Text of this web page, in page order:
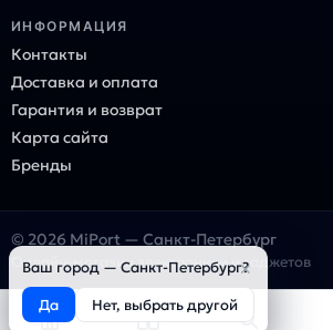
ИНФОРМАЦИЯ
Контакты
Доставка и оплата
Гарантия и возврат
Карта сайта
Бренды
© 2026 MiPort — Санкт-Петербург
Онлайн-магазин электроники и гаджетов
Ваш город — Санкт-Петербург?
Да
Нет, выбрать другой
×